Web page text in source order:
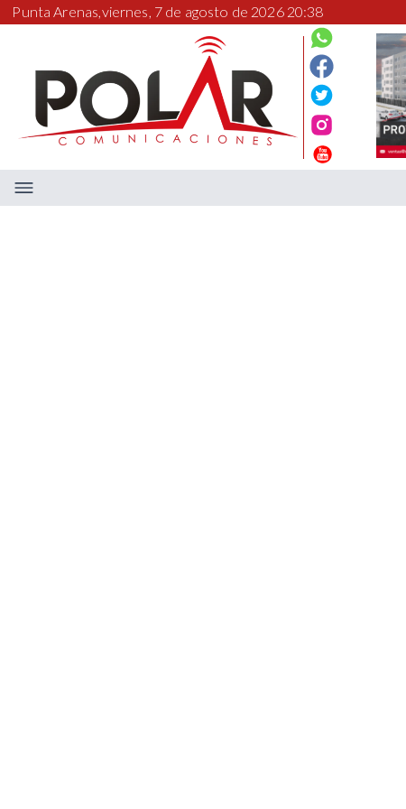
Punta Arenas,viernes, 7 de agosto de 2026 20:38